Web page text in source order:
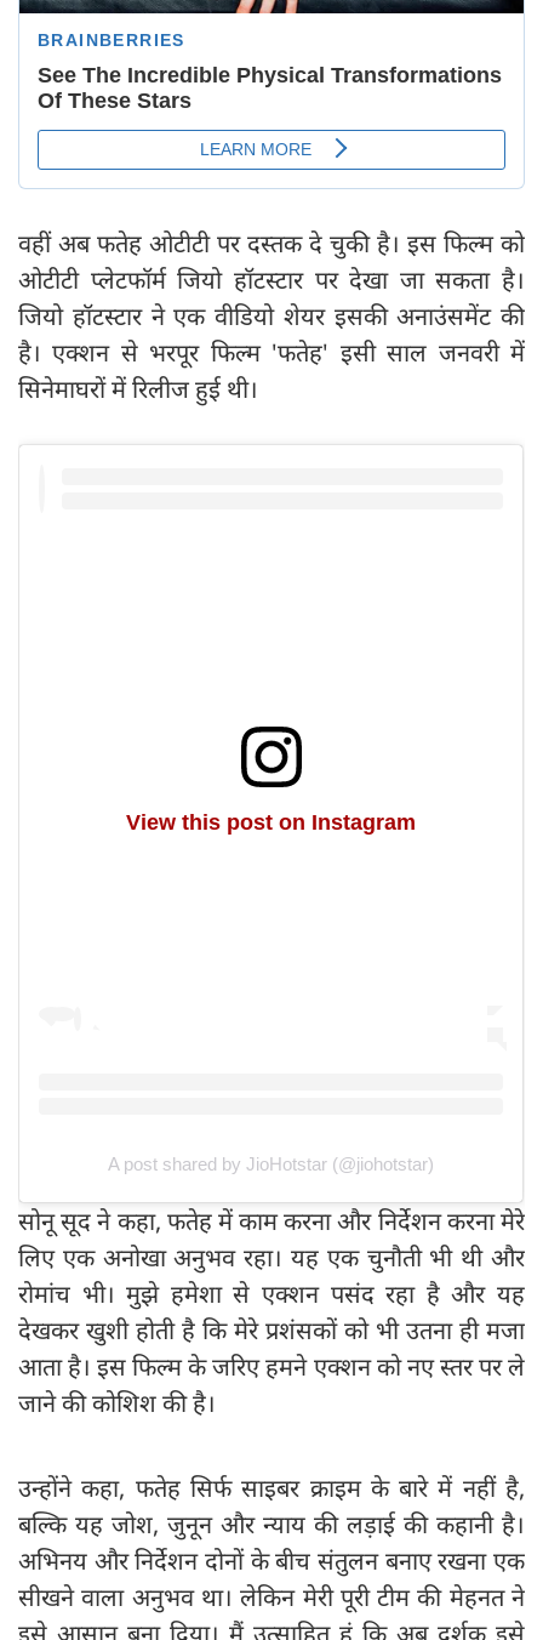
वहीं अब फतेह ओटीटी पर दस्तक दे चुकी है। इस फिल्म को
ओटीटी प्लेटफॉर्म जियो हॉटस्टार पर देखा जा सकता है।
जियो हॉटस्टार ने एक वीडियो शेयर इसकी अनाउंसमेंट की
है। एक्शन से भरपूर फिल्म 'फतेह' इसी साल जनवरी में
सिनेमाघरों में रिलीज हुई थी।
View this post on Instagram
A post shared by JioHotstar (@jiohotstar)
सोनू सूद ने कहा, फतेह में काम करना और निर्देशन करना मेरे
लिए एक अनोखा अनुभव रहा। यह एक चुनौती भी थी और
रोमांच भी। मुझे हमेशा से एक्शन पसंद रहा है और यह
देखकर खुशी होती है कि मेरे प्रशंसकों को भी उतना ही मजा
आता है। इस फिल्म के जरिए हमने एक्शन को नए स्तर पर ले
जाने की कोशिश की है।
उन्होंने कहा, फतेह सिर्फ साइबर क्राइम के बारे में नहीं है,
बल्कि यह जोश, जुनून और न्याय की लड़ाई की कहानी है।
अभिनय और निर्देशन दोनों के बीच संतुलन बनाए रखना एक
सीखने वाला अनुभव था। लेकिन मेरी पूरी टीम की मेहनत ने
इसे आसान बना दिया। मैं उत्साहित हूं कि अब दर्शक इसे